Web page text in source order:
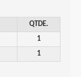
QTDE.
1
1